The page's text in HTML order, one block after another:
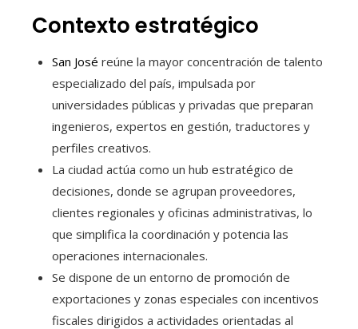
Contexto estratégico
San José reúne la mayor concentración de talento
especializado del país, impulsada por
universidades públicas y privadas que preparan
ingenieros, expertos en gestión, traductores y
perfiles creativos.
La ciudad actúa como un hub estratégico de
decisiones, donde se agrupan proveedores,
clientes regionales y oficinas administrativas, lo
que simplifica la coordinación y potencia las
operaciones internacionales.
Se dispone de un entorno de promoción de
exportaciones y zonas especiales con incentivos
fiscales dirigidos a actividades orientadas al